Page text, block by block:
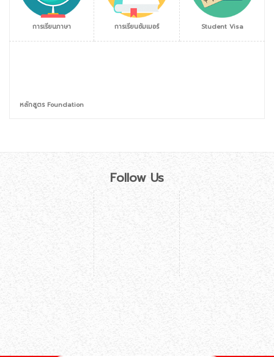
การเรียนภาษา การเรียนซัมเมอร์ Student Visa
หลักสูตร Foundation
Follow Us